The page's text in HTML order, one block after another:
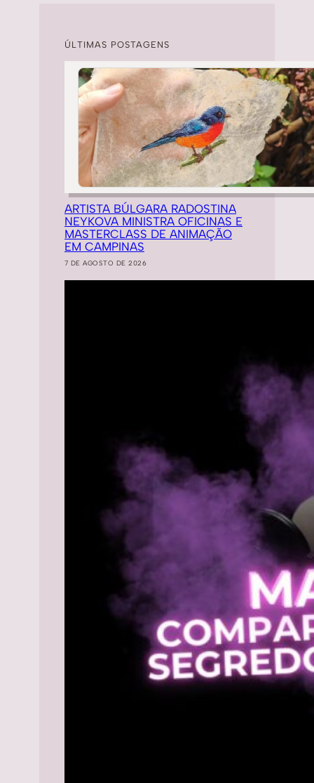
ÚLTIMAS POSTAGENS
ARTISTA BÚLGARA RADOSTINA
NEYKOVA MINISTRA OFICINAS E
MASTERCLASS DE ANIMAÇÃO
EM CAMPINAS
7 DE AGOSTO DE 2026